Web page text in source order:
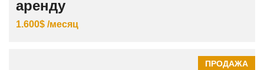
аренду
1.600$ /месяц
ПРОДАЖА